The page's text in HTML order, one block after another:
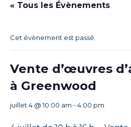
« Tous les Évènements
Cet évènement est passé.
Vente d’œuvres
à Greenwood
juillet 4 @ 10:00 am -4:00 pm